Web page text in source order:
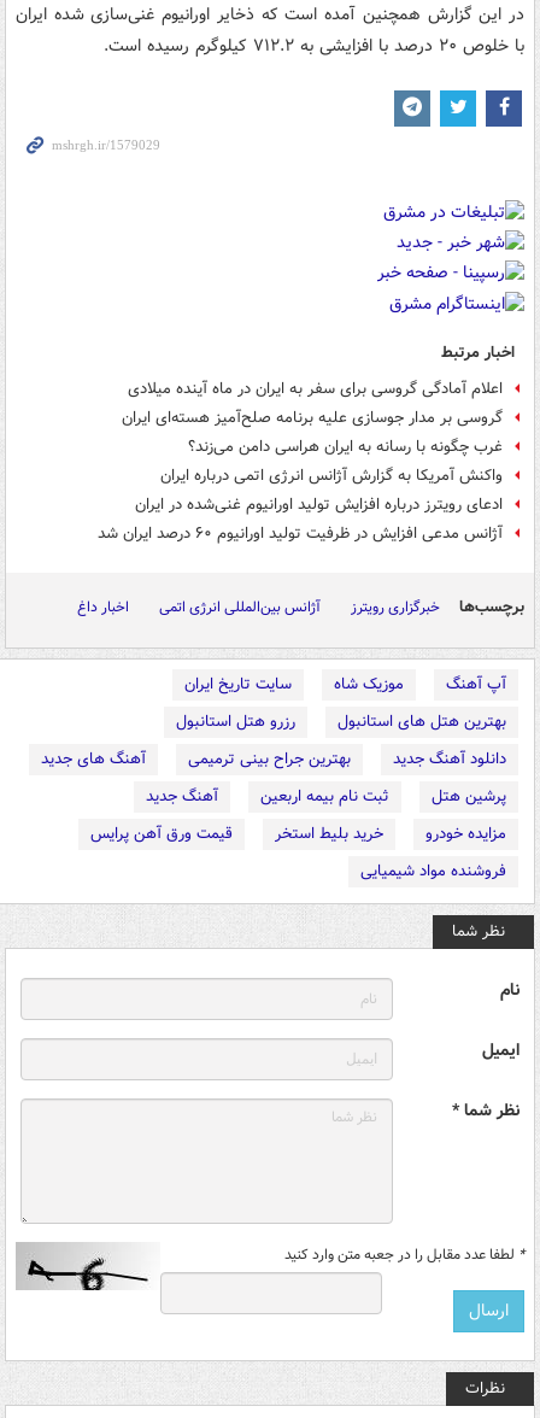
در این گزارش همچنین آمده است که ذخایر اورانیوم غنی‌سازی شده ایران
با خلوص ۲۰ درصد با افزایشی به ۷۱۲.۲ کیلوگرم رسیده است.
اخبار مرتبط
اعلام آمادگی گروسی برای سفر به ایران در ماه آینده میلادی
گروسی بر مدار جوسازی علیه برنامه صلح‌آمیز هسته‌ای ایران
غرب چگونه با رسانه به ایران هراسی دامن می‌زند؟
واکنش آمریکا به گزارش آژانس انرژی اتمی درباره ایران
ادعای رویترز درباره افزایش تولید اورانیوم غنی‌شده در ایران
آژانس مدعی افزایش در ظرفیت تولید اورانیوم ۶۰ درصد ایران شد
برچسب‌ها خبرگزاری رویترز آژانس بین‌المللی انرژی اتمی اخبار داغ
آپ آهنگ موزیک شاه
سایت تاریخ ایران
بهترین هتل های استانبول
رزرو هتل استانبول
دانلود آهنگ جدید
بهترین جراح بینی ترمیمی
آهنگ های جدید
پرشین هتل
ثبت نام بیمه اربعین
آهنگ جدید
مزایده خودرو
خرید بلیط استخر
قیمت ورق آهن پرایس
فروشنده مواد شیمیایی
نظر شما
نام
ایمیل
نظر شما *
* لطفا عدد مقابل را در جعبه متن وارد کنید
نظرات